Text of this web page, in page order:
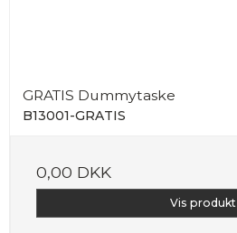
GRATIS Dummytaske
B13001-GRATIS
0,00 DKK
Vis produkt